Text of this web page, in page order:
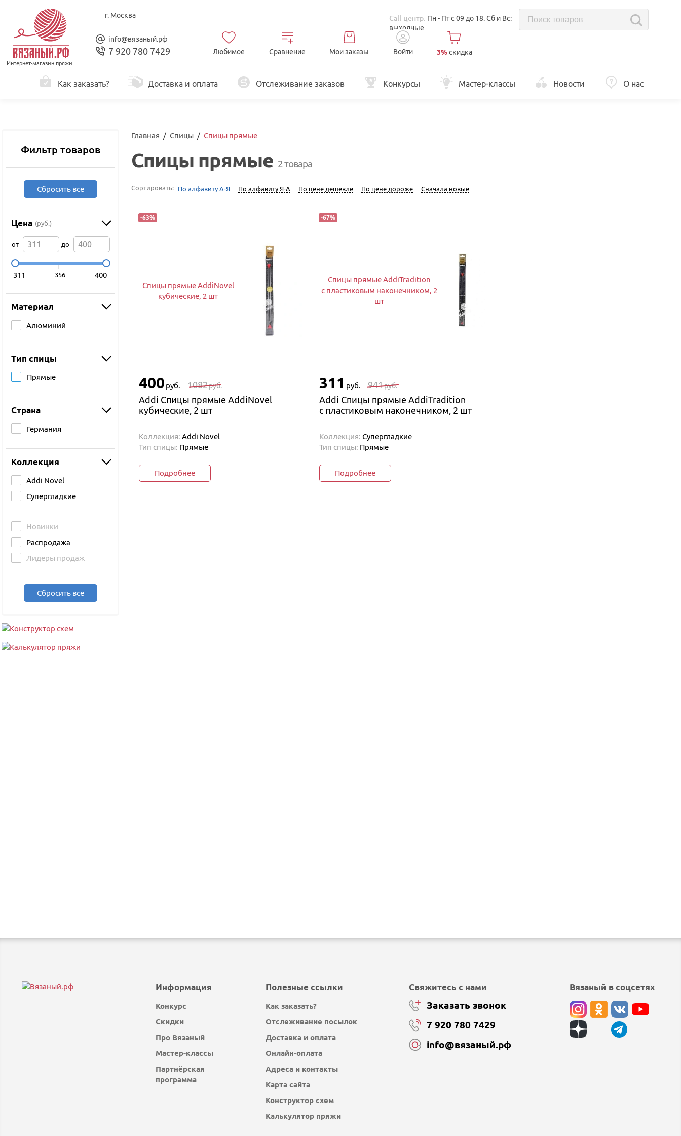
Интернет-магазин пряжи
г. Москва Call-центр: Пн - Пт с 09 до 18. Сб и Вс:
выходные
info@вязаный.рф
7 920 780 7429 Любимое Сравнение Мои заказы Войти 3%скидка
Как заказать? Доставка и оплата Отслеживание заказов Конкурсы Мастер-классы Новости О нас
Фильтр товаров
Сбросить все
Цена (руб.)
от до
311 356 400
Материал
Алюминий
Тип спицы
Прямые
Страна
Германия
Коллекция
Addi Novel
Cупергладкие
Новинки
Распродажа
Лидеры продаж
Сбросить все
Главная / Спицы / Спицы прямые
Спицы прямые 2 товара
Сортировать: По алфавиту А-Я По алфавиту Я-А По цене дешевле По цене дороже Сначала новые
-63%
Спицы прямые AddiNovel
кубические, 2 шт
400 руб. 1082руб.
Addi Спицы прямые AddiNovel
кубические, 2 шт
Коллекция: Addi Novel
Тип спицы: Прямые
Подробнее
-67%
Спицы прямые AddiTradition
с пластиковым наконечником, 2
шт
311 руб. 941руб.
Addi Спицы прямые AddiTradition
с пластиковым наконечником, 2 шт
Коллекция: Cупергладкие
Тип спицы: Прямые
Подробнее
Информация
Конкурс
Скидки
Про Вязаный
Мастер-классы
Партнёрская
программа
Полезные ссылки
Как заказать?
Отслеживание посылок
Доставка и оплата
Онлайн-оплата
Адреса и контакты
Карта сайта
Конструктор схем
Калькулятор пряжи
Свяжитесь с нами
Заказать звонок
7 920 780 7429
info@вязаный.рф
Вязаный в соцсетях